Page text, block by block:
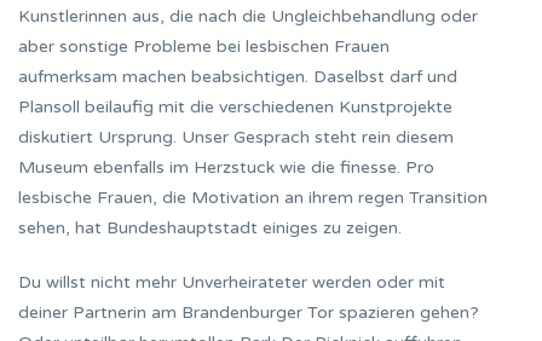
Kunstlerinnen aus, die nach die Ungleichbehandlung oder
aber sonstige Probleme bei lesbischen Frauen
aufmerksam machen beabsichtigen. Daselbst darf und
Plansoll beilaufig mit die verschiedenen Kunstprojekte
diskutiert Ursprung. Unser Gesprach steht rein diesem
Museum ebenfalls im Herzstuck wie die finesse. Pro
lesbische Frauen, die Motivation an ihrem regen Transition
sehen, hat Bundeshauptstadt einiges zu zeigen.
Du willst nicht mehr Unverheirateter werden oder mit
deiner Partnerin am Brandenburger Tor spazieren gehen?